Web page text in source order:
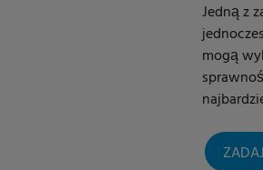
Jedną z
mogą